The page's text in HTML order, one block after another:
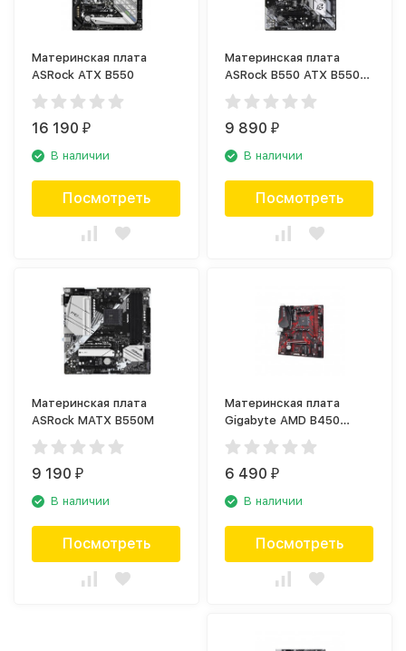
Материнская плата
ASRock ATX B550
16 190₽
В наличии
Посмотреть
Материнская плата
ASRock B550 ATX B550
PHANTOM GAMING 4
9 890₽
В наличии
Посмотреть
Материнская плата
ASRock MATX B550M
9 190₽
В наличии
Посмотреть
Материнская плата
Gigabyte AMD B450
MATX B450M
6 490₽
В наличии
Посмотреть